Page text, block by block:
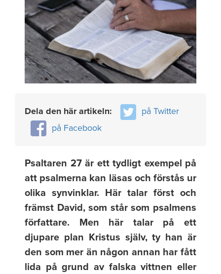
Dela den här artikeln:
på Twitter
på Facebook
Psaltaren 27 är ett tydligt exempel på
att psalmerna kan läsas och förstås ur
olika synvinklar. Här talar först och
främst David, som står som psalmens
författare. Men här talar på ett
djupare plan Kristus själv, ty han är
den som mer än någon annan har fått
lida på grund av falska vittnen eller